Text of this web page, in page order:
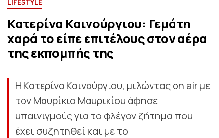
LIFESTYLE
Κατερίνα Καινούργιου: Γεμάτη
χαρά το είπε επιτέλους στον αέρα
της εκπομπής της
Η Κατερίνα Καινούργιου, μιλώντας on air με
τον Μαυρίκιο Μαυρικίου άφησε
υπαινιγμούς για το φλέγον ζήτημα που
έχει συζητηθεί και με το